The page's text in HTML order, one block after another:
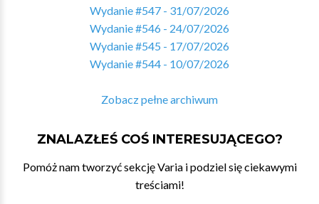
Wydanie #547 - 31/07/2026
Wydanie #546 - 24/07/2026
Wydanie #545 - 17/07/2026
Wydanie #544 - 10/07/2026
Zobacz pełne archiwum
ZNALAZŁEŚ COŚ INTERESUJĄCEGO?
Pomóż nam tworzyć sekcję Varia i podziel się ciekawymi
treściami!